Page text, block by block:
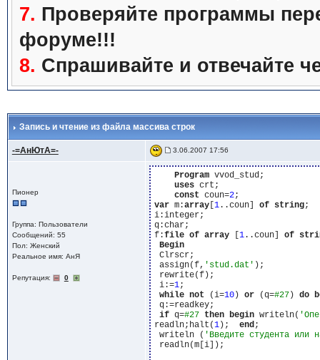
7. Проверяйте программы
форуме!!!
8. Спрашивайте и отвечайте
Запись и чтение из файла массива строк
-=АнЮтА=- 3.06.2007 17:56
Пионер
Группа: Пользователи
Сообщений: 55
Пол: Женский
Реальное имя: АнЯ
Репутация: 0
Program vvod_stud;
uses crt;
const coun=2
var m:array[ 1..coun] of string;
i:integer;
q:char;
f:file of array [ 1..coun] of
Begin
Clrscr;
assign(f, 'stud.dat' );
rewrite(f);
i:=1;
while not (i=10) or (q=#27) do
q:=readkey;
if q=#27 then begin writeln(
readln;halt(1); end;
writeln ( 'Введите студента или
readln(m[i]);